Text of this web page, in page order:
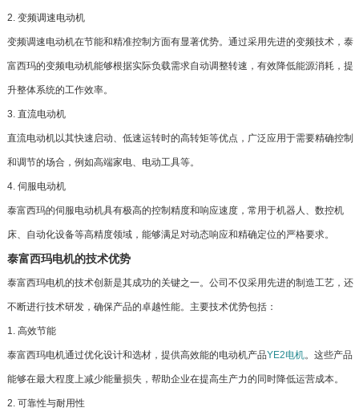
2. 变频调速电动机
变频调速电动机在节能和精准控制方面有显著优势。通过采用先进的变频技术，泰
富西玛的变频电动机能够根据实际负载需求自动调整转速，有效降低能源消耗，提
升整体系统的工作效率。
3. 直流电动机
直流电动机以其快速启动、低速运转时的高转矩等优点，广泛应用于需要精确控制
和调节的场合，例如高端家电、电动工具等。
4. 伺服电动机
泰富西玛的伺服电动机具有极高的控制精度和响应速度，常用于机器人、数控机
床、自动化设备等高精度领域，能够满足对动态响应和精确定位的严格要求。
泰富西玛电机的技术优势
泰富西玛电机的技术创新是其成功的关键之一。公司不仅采用先进的制造工艺，还
不断进行技术研发，确保产品的卓越性能。主要技术优势包括：
1. 高效节能
泰富西玛电机通过优化设计和选材，提供高效能的电动机产品YE2电机。这些产品
能够在最大程度上减少能量损失，帮助企业在提高生产力的同时降低运营成本。
2. 可靠性与耐用性